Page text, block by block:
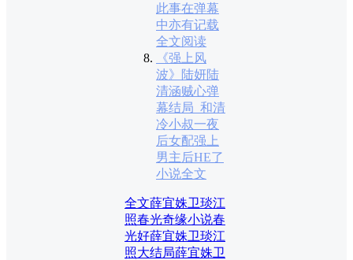
此事在弹幕
中亦有记载
全文阅读
《强上风
波》陆妍陆
清涵贼心弹
幕结局_和清
冷小叔一夜
后女配强上
男主后HE了
小说全文
全文薛宜姝卫琰江
照春光奇缘小说春
光好薛宜姝卫琰江
照大结局薛宜姝卫